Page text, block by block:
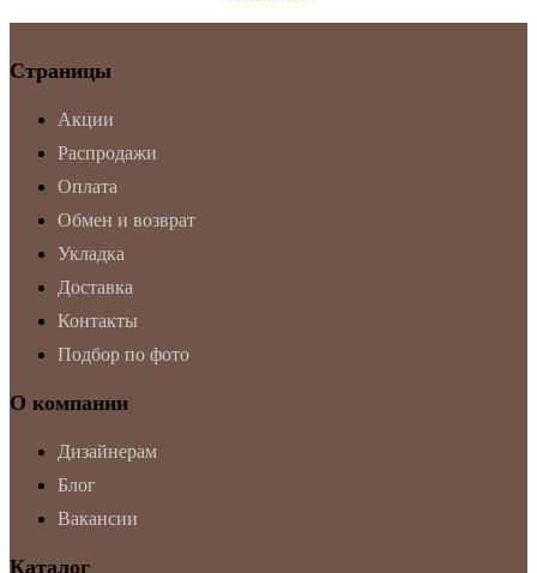
Страницы
Акции
Распродажи
Оплата
Обмен и возврат
Укладка
Доставка
Контакты
Подбор по фото
О компании
Дизайнерам
Блог
Вакансии
Каталог